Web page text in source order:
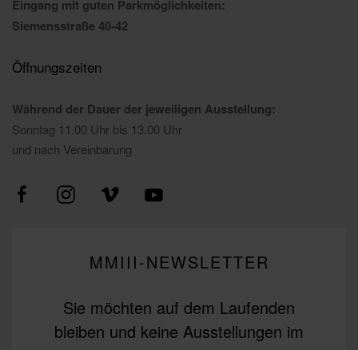
Eingang mit guten Parkmöglichkeiten:
Siemensstraße 40-42
Öffnungszeiten
Während der Dauer der jeweiligen Ausstellung:
Sonntag 11.00 Uhr bis 13.00 Uhr
und nach Vereinbarung
MMIII-NEWSLETTER
Sie möchten auf dem Laufenden
bleiben und keine Ausstellungen im